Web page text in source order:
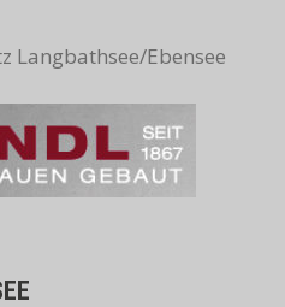
Langbathsee/Ebensee